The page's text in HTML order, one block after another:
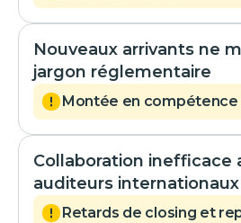
Nouveaux arrivants ne
jargon réglementaire
Montée en compétence
Collaboration inefficace
auditeurs internationaux
Retards de closing et